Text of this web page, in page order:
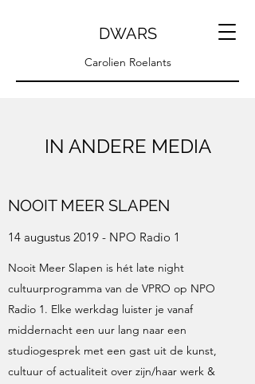
DWARS
Carolien Roelants
IN ANDERE MEDIA
NOOIT MEER SLAPEN
14 augustus 2019 - NPO Radio 1
Nooit Meer Slapen is hét late night
cultuurprogramma van de VPRO op NPO
Radio 1. Elke werkdag luister je vanaf
middernacht een uur lang naar een
studiogesprek met een gast uit de kunst,
cultuur of actualiteit over zijn/haar werk &